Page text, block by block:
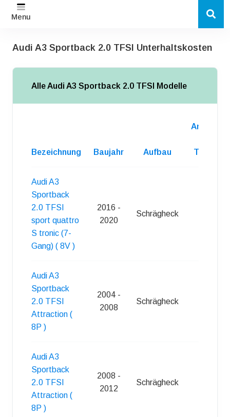
Menu
Audi A3 Sportback 2.0 TFSI Unterhaltskosten
Alle Audi A3 Sportback 2.0 TFSI Modelle
Bezeichnung Baujahr Aufbau
Anzahl
Turen
Audi A3
Sportback
2.0 TFSI
sport quattro
S tronic (7-
Gang) ( 8V )
2016 -
2020
Schrägheck
Audi A3
Sportback
2.0 TFSI
Attraction (
8P )
2004 -
2008
Schrägheck
Audi A3
Sportback
2.0 TFSI
Attraction (
8P )
2008 -
2012
Schrägheck